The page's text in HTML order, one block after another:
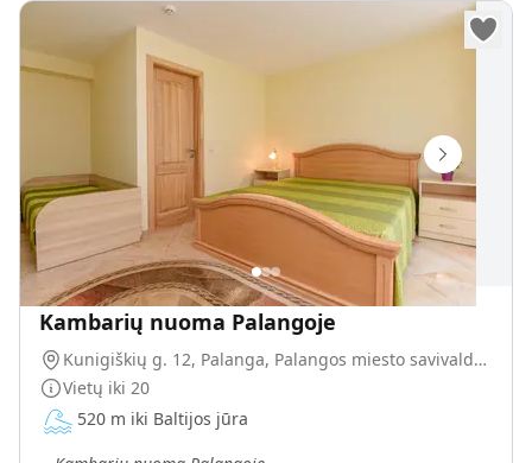
Kambarių nuoma Palangoje
Kunigiškių g. 12, Palanga, Palangos miesto savivaldybė, Lietuva
Vietų iki 20
520 m iki Baltijos jūra